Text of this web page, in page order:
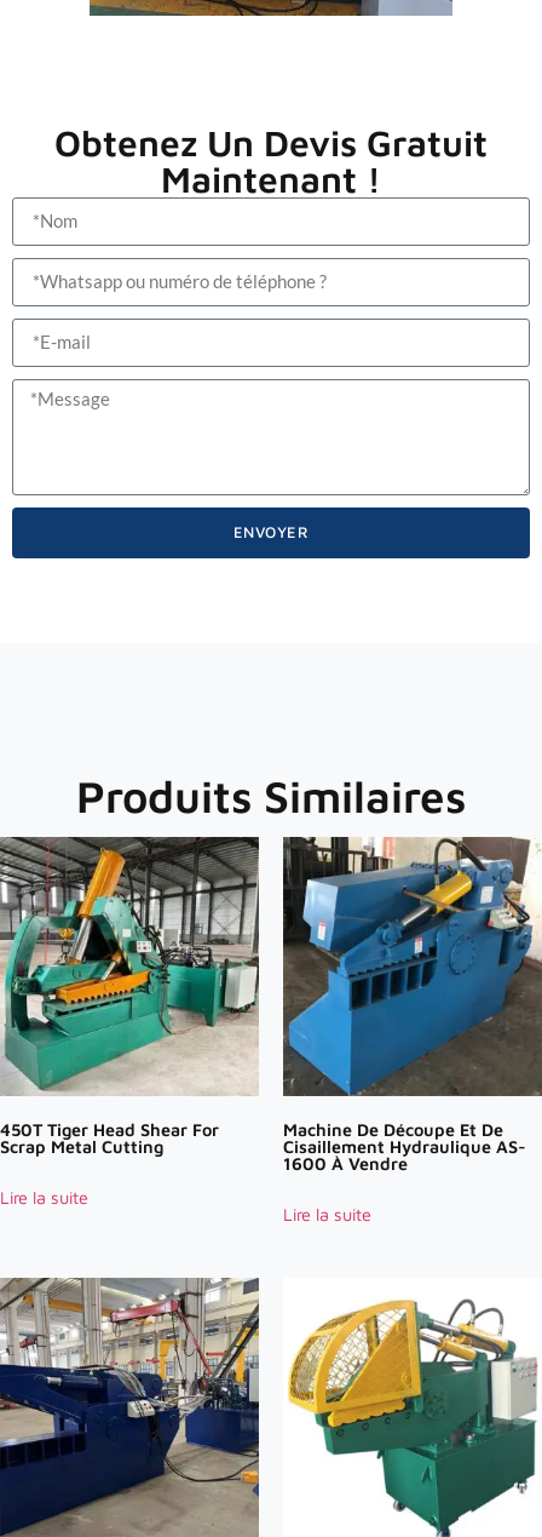
Obtenez Un Devis Gratuit
Maintenant !
ENVOYER
Produits Similaires
450T Tiger Head Shear For
Scrap Metal Cutting
Lire la suite
Machine De Découpe Et De
Cisaillement Hydraulique AS-
1600 À Vendre
Lire la suite